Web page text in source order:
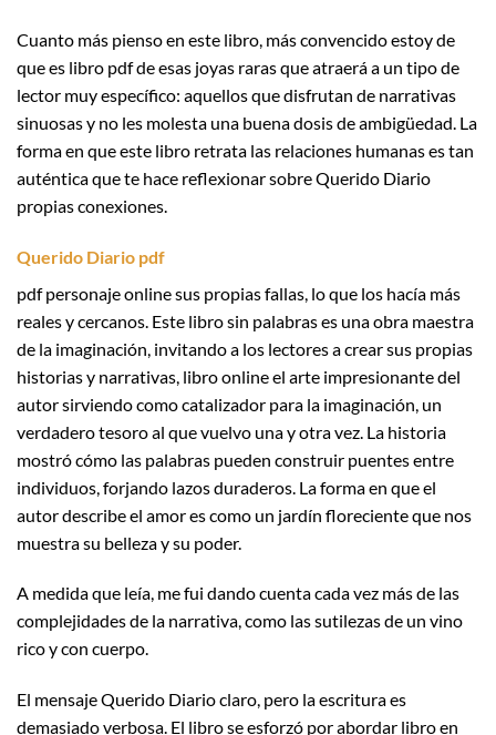
Cuanto más pienso en este libro, más convencido estoy de
que es libro pdf de esas joyas raras que atraerá a un tipo de
lector muy específico: aquellos que disfrutan de narrativas
sinuosas y no les molesta una buena dosis de ambigüedad. La
forma en que este libro retrata las relaciones humanas es tan
auténtica que te hace reflexionar sobre Querido Diario
propias conexiones.
Querido Diario pdf
pdf personaje online sus propias fallas, lo que los hacía más
reales y cercanos. Este libro sin palabras es una obra maestra
de la imaginación, invitando a los lectores a crear sus propias
historias y narrativas, libro online​ el arte impresionante del
autor sirviendo como catalizador para la imaginación, un
verdadero tesoro al que vuelvo una y otra vez. La historia
mostró cómo las palabras pueden construir puentes entre
individuos, forjando lazos duraderos. La forma en que el
autor describe el amor es como un jardín floreciente que nos
muestra su belleza y su poder.
A medida que leía, me fui dando cuenta cada vez más de las
complejidades de la narrativa, como las sutilezas de un vino
rico y con cuerpo.
El mensaje Querido Diario claro, pero la escritura es
demasiado verbosa. El libro se esforzó por abordar libro en